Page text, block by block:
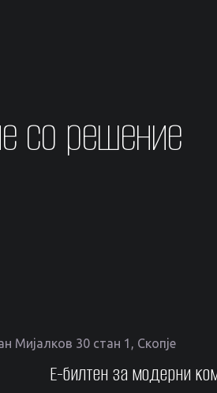
со решение
Мијалков 30 стан 1, Скопје
Е-билтен за модерни